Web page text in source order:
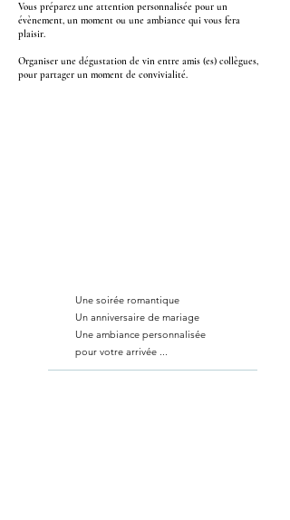
Vous préparez une attention personnalisée pour un
évènement, un moment ou une ambiance qui vous fera
plaisir.
Organiser une dégustation de vin entre amis (es) collègues,
pour partager un moment de convivialité.
Une soirée romantique
Un anniversaire de mariage
Une ambiance personnalisée
pour votre arrivée ...